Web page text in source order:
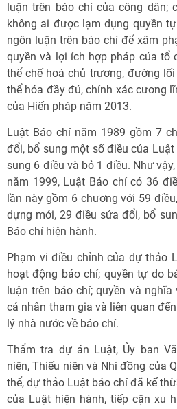
luận trên báo chí của công dân;
không ai được lạm dụng quyền
ngôn luận trên báo chí để xâm
quyền và lợi ích hợp pháp của tổ
thể chế hoá chủ trương, đường
thể hóa đầy đủ, chính xác cương
của Hiến pháp năm 2013.
Luật Báo chí năm 1989 gồm 7
đổi, bổ sung một số điều của
sung 6 điều và bỏ 1 điều. Như
năm 1999, Luật Báo chí có 36
lần này gồm 6 chương với 59
dựng mới, 29 điều sửa đổi, bổ
Báo chí hiện hành.
Phạm vi điều chỉnh của dự thảo
hoạt động báo chí; quyền tự do
luận trên báo chí; quyền và
cá nhân tham gia và liên quan
lý nhà nước về báo chí.
Thẩm tra dự án Luật, Ủy ban
niên, Thiếu niên và Nhi đồng của
thể, dự thảo Luật báo chí đã kế
của Luật hiện hành, tiếp cận xu